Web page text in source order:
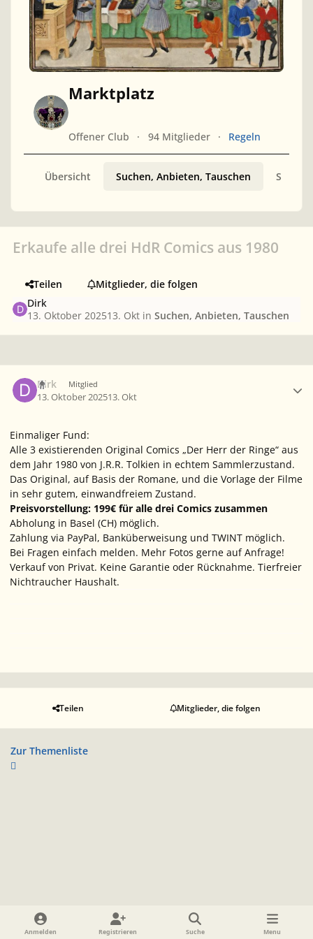
Marktplatz
Offener Club 94 Mitglieder Regeln
Übersicht Suchen, Anbieten, Tauschen
Erkaufe alle drei HdR Comics aus 1980
Teilen
Mitglieder, die folgen
Dirk
13. Oktober 202513. Okt inSuchen, Anbieten, Tauschen
Dirk Mitglied
13. Oktober 202513. Okt
Einmaliger Fund:
Alle 3 existierenden Original Comics „Der Herr der Ringe“ aus
dem Jahr 1980 von J.R.R. Tolkien in echtem Sammlerzustand.
Das Original, auf Basis der Romane, und die Vorlage der Filme
in sehr gutem, einwandfreiem Zustand.
Preisvorstellung: 199€ für alle drei Comics zusammen
Abholung in Basel (CH) möglich.
Zahlung via PayPal, Banküberweisung und TWINT möglich.
Bei Fragen einfach melden. Mehr Fotos gerne auf Anfrage!
Verkauf von Privat. Keine Garantie oder Rücknahme. Tierfreier
Nichtraucher Haushalt.
Teilen Mitglieder, die folgen
Zur Themenliste
Heller Modus
Dunkler ModusSystemeinstellung
Anmelden Registrieren Suche Menu